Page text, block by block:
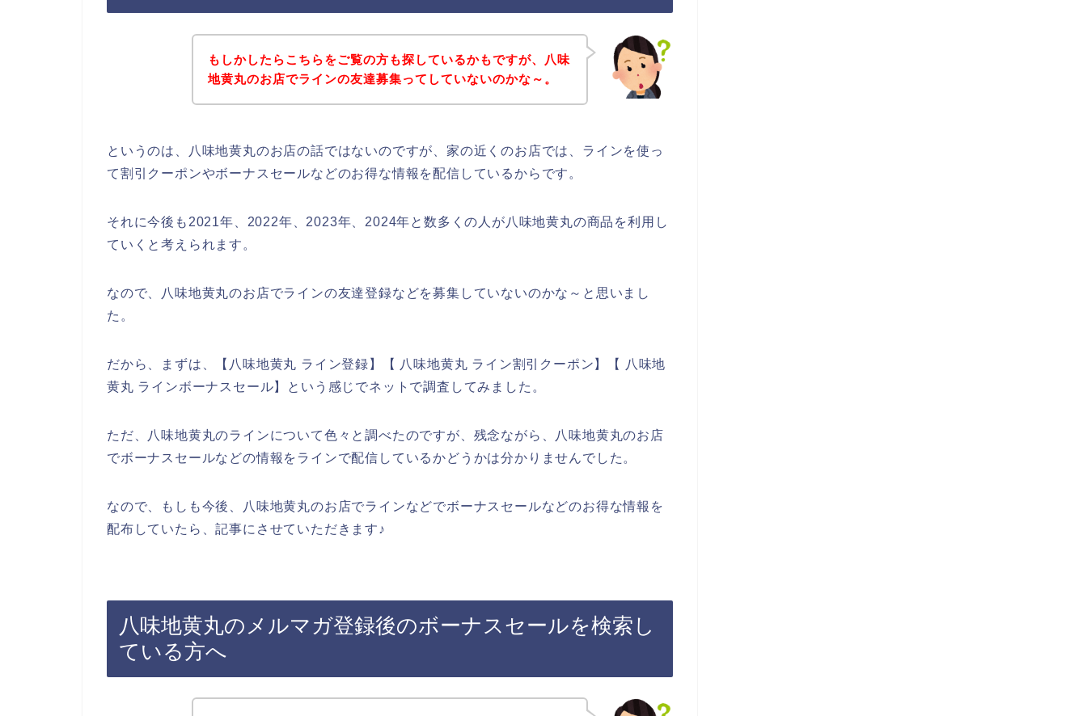
もしかしたらこちらをご覧の方も探しているかもですが、八味
地黄丸のお店でラインの友達募集ってしていないのかな～。
というのは、八味地黄丸のお店の話ではないのですが、家の近くのお店では、ラインを使っ
て割引クーポンやボーナスセールなどのお得な情報を配信しているからです。
それに今後も2021年、2022年、2023年、2024年と数多くの人が八味地黄丸の商品を利用し
ていくと考えられます。
なので、八味地黄丸のお店でラインの友達登録などを募集していないのかな～と思いまし
た。
だから、まずは、【八味地黄丸 ライン登録】【 八味地黄丸 ライン割引クーポン】【 八味地
黄丸 ラインボーナスセール】という感じでネットで調査してみました。
ただ、八味地黄丸のラインについて色々と調べたのですが、残念ながら、八味地黄丸のお店
でボーナスセールなどの情報をラインで配信しているかどうかは分かりませんでした。
なので、もしも今後、八味地黄丸のお店でラインなどでボーナスセールなどのお得な情報を
配布していたら、記事にさせていただきます♪
八味地黄丸のメルマガ登録後のボーナスセールを検索し
ている方へ